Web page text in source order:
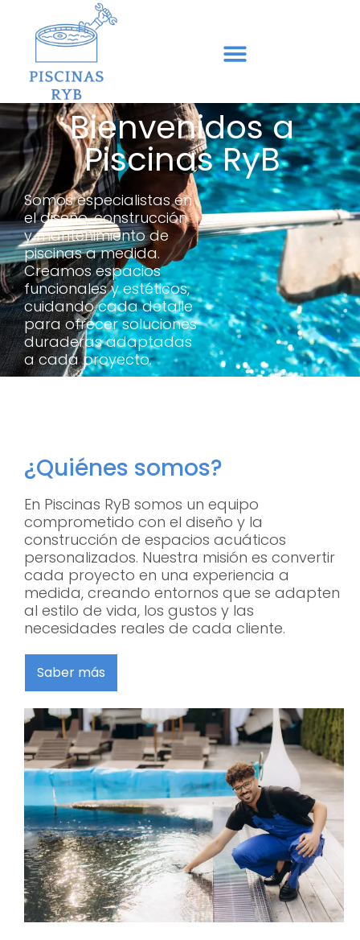
Bienvenidos a
Piscinas RyB
Somos especialistas en
el diseño, construcción
y mantenimiento de
piscinas a medida.
Creamos espacios
funcionales y estéticos,
cuidando cada detalle
para ofrecer soluciones
duraderas adaptadas
a cada proyecto.
¿Quiénes somos?
En Piscinas RyB somos un equipo
comprometido con el diseño y la
construcción de espacios acuáticos
personalizados. Nuestra misión es convertir
cada proyecto en una experiencia a
medida, creando entornos que se adapten
al estilo de vida, los gustos y las
necesidades reales de cada cliente.
Saber más